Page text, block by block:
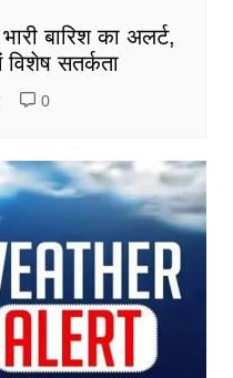
बारिश का अलर्ट,
विशेष सतर्कता
0